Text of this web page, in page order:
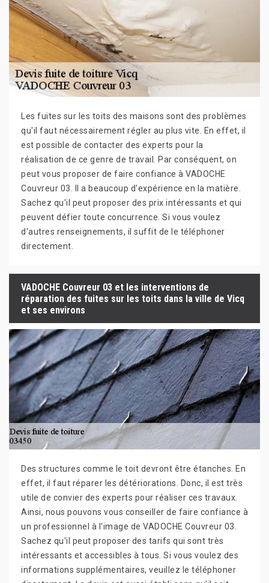
Les fuites sur les toits des maisons sont des problèmes
qu'il faut nécessairement régler au plus vite. En effet, il
est possible de contacter des experts pour la
réalisation de ce genre de travail. Par conséquent, on
peut vous proposer de faire confiance à VADOCHE
Couvreur 03. Il a beaucoup d'expérience en la matière.
Sachez qu'il peut proposer des prix intéressants et qui
peuvent défier toute concurrence. Si vous voulez
d'autres renseignements, il suffit de le téléphoner
directement.
VADOCHE Couvreur 03 et les interventions de
réparation des fuites sur les toits dans la ville de Vicq
et ses environs
Des structures comme le toit devront être étanches. En
effet, il faut réparer les détériorations. Donc, il est très
utile de convier des experts pour réaliser ces travaux.
Ainsi, nous pouvons vous conseiller de faire confiance à
un professionnel à l'image de VADOCHE Couvreur 03.
Sachez qu'il peut proposer des tarifs qui sont très
intéressants et accessibles à tous. Si vous voulez des
informations supplémentaires, veuillez le téléphoner